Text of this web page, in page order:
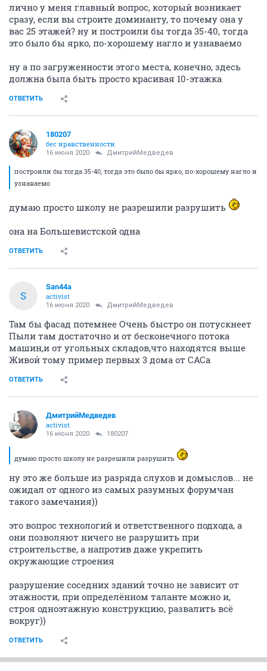
лично у меня главный вопрос, который возникает
сразу, если вы строите доминанту, то почему она у
вас 25 этажей? ну и построили бы тогда 35-40, тогда
это было бы ярко, по-хорошему нагло и узнаваемо
ну а по загруженности этого места, конечно, здесь
должна была быть просто красивая 10-этажка
ОТВЕТИТЬ
180207
бес нравственности
16 июня 2020 ДмитрийМедведев
построили бы тогда 35-40, тогда это было бы ярко, по-хорошему нагло и
узнаваемо
думаю просто школу не разрешили разрушить
она на Большевистской одна
ОТВЕТИТЬ
S
San44a
activist
16 июня 2020 ДмитрийМедведев
Там бы фасад потемнее Очень быстро он потускнеет
Пыли там достаточно и от бесконечного потока
машин,и от угольных складов,что находятся выше
Живой тому пример первых 3 дома от САСа
ОТВЕТИТЬ
ДмитрийМедведев
activist
16 июня 2020 180207
думаю просто школу не разрешили разрушить
ну это же больше из разряда слухов и домыслов... не
ожидал от одного из самых разумных форумчан
такого замечания))
это вопрос технологий и ответственного подхода, а
они позволяют ничего не разрушить при
строительстве, а напротив даже укрепить
окружающие строения
разрушение соседних зданий точно не зависит от
этажности, при определённом таланте можно и,
строя одноэтажную конструкцию, развалить всё
вокруг))
ОТВЕТИТЬ